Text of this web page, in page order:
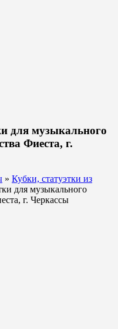
для музыкального
Фиеста, г.
» Кубки, статуэтки из
для музыкального
г. Черкассы